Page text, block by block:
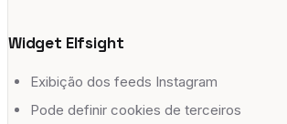
Widget Elfsight
Exibição dos feeds Instagram
Pode definir cookies de terceiros